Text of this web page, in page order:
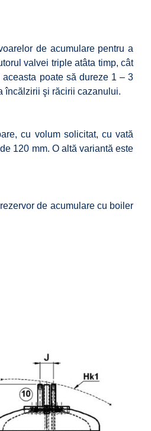
de acumulare pentru a
valvei triple atâta timp, cât
poate să dureze 1 – 3
încălzirii şi răcirii cazanului.
cu volum solicitat, cu vată
120 mm. O altă variantă este
de acumulare cu boiler